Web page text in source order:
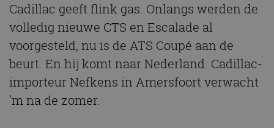
Cadillac geeft flink gas. Onlangs werden de
volledig nieuwe CTS en Escalade al
voorgesteld, nu is de ATS Coupé aan de
beurt. En hij komt naar Nederland. Cadillac-
importeur Nefkens in Amersfoort verwacht
‘m na de zomer.